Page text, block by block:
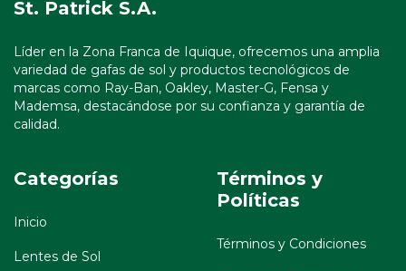
St. Patrick S.A.
Líder en la Zona Franca de Iquique, ofrecemos una amplia
variedad de gafas de sol y productos tecnológicos de
marcas como Ray-Ban, Oakley, Master-G, Fensa y
Mademsa, destacándose por su confianza y garantía de
calidad.
Categorías
Inicio
Lentes de Sol
Términos y
Políticas
Términos y Condiciones